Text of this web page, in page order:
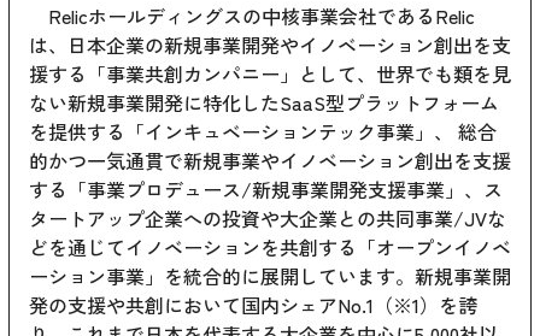
Relicホールディングスの中核事業会社であるRelic
は、日本企業の新規事業開発やイノベーション創出を支
援する「事業共創カンパニー」として、世界でも類を見
ない新規事業開発に特化したSaaS型プラットフォーム
を提供する「インキュベーションテック事業」、 総合
的かつ一気通貫で新規事業やイノベーション創出を支援
する「事業プロデュース/新規事業開発支援事業」、ス
タートアップ企業への投資や大企業との共同事業/JVな
どを通じてイノベーションを共創する「オープンイノベ
ーション事業」を統合的に展開しています。新規事業開
発の支援や共創において国内シェアNo.1（※1）を誇